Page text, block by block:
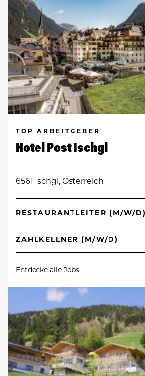
TOP ARBEITGEBER
Hotel Post Ischgl
6561 Ischgl, Österreich
RESTAURANTLEITER (M/W/D)
ZAHLKELLNER (M/W/D)
Entdecke alle Jobs